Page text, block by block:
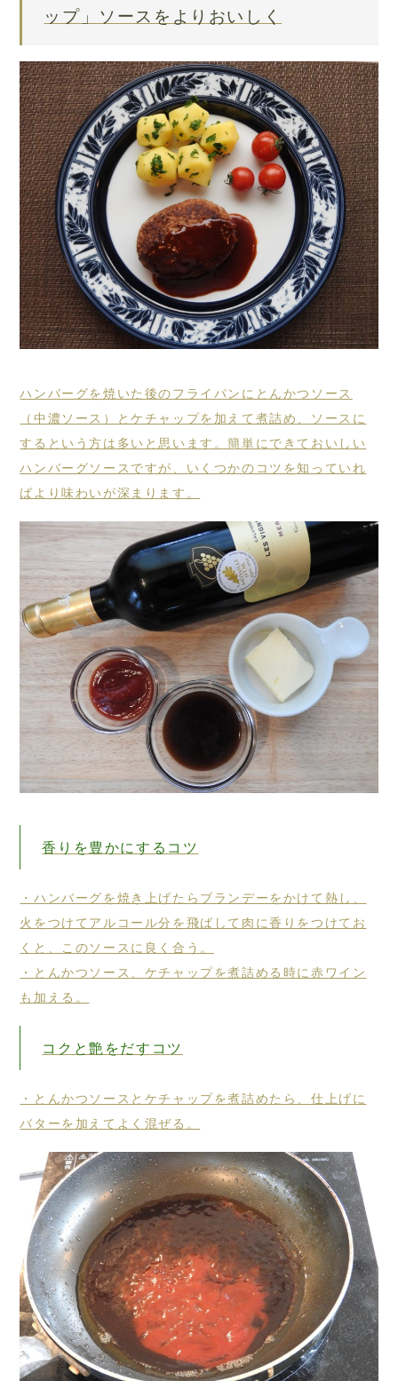
ップ」ソースをよりおいしく
ハンバーグを焼いた後のフライパンにとんかつソース
（中濃ソース）とケチャップを加えて煮詰め、ソースに
するという方は多いと思います。簡単にできておいしい
ハンバーグソースですが、いくつかのコツを知っていれ
ばより味わいが深まります。
香りを豊かにするコツ
・ハンバーグを焼き上げたらブランデーをかけて熱し、
火をつけてアルコール分を飛ばして肉に香りをつけてお
くと、このソースに良く合う。
・とんかつソース、ケチャップを煮詰める時に赤ワイン
も加える。
コクと艶をだすコツ
・とんかつソースとケチャップを煮詰めたら、仕上げに
バターを加えてよく混ぜる。